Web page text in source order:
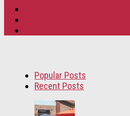
Popular Posts
Recent Posts